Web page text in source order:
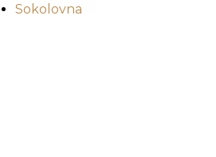
Sokolovna